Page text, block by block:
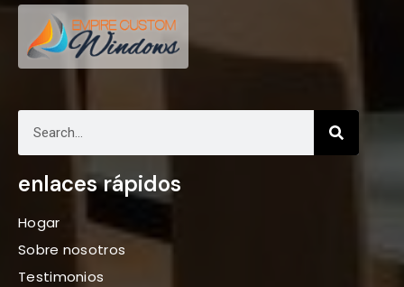
enlaces rápidos
Hogar
Sobre nosotros
Testimonios